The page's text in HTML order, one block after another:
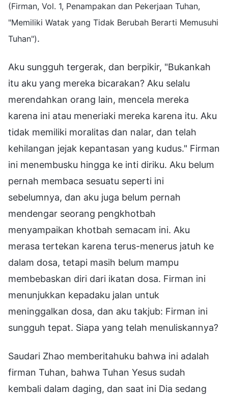
(Firman, Vol. 1, Penampakan dan Pekerjaan Tuhan,
"Memiliki Watak yang Tidak Berubah Berarti Memusuhi
Tuhan").
Aku sungguh tergerak, dan berpikir, "Bukankah
itu aku yang mereka bicarakan? Aku selalu
merendahkan orang lain, mencela mereka
karena ini atau meneriaki mereka karena itu. Aku
tidak memiliki moralitas dan nalar, dan telah
kehilangan jejak kepantasan yang kudus." Firman
ini menembusku hingga ke inti diriku. Aku belum
pernah membaca sesuatu seperti ini
sebelumnya, dan aku juga belum pernah
mendengar seorang pengkhotbah
menyampaikan khotbah semacam ini. Aku
merasa tertekan karena terus-menerus jatuh ke
dalam dosa, tetapi masih belum mampu
membebaskan diri dari ikatan dosa. Firman ini
menunjukkan kepadaku jalan untuk
meninggalkan dosa, dan aku takjub: Firman ini
sungguh tepat. Siapa yang telah menuliskannya?
Saudari Zhao memberitahuku bahwa ini adalah
firman Tuhan, bahwa Tuhan Yesus sudah
kembali dalam daging, dan saat ini Dia sedang